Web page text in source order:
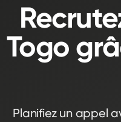
Togo
Planifiez un appel